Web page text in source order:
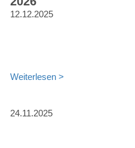
12.12.2025
Weiterlesen >
24.11.2025